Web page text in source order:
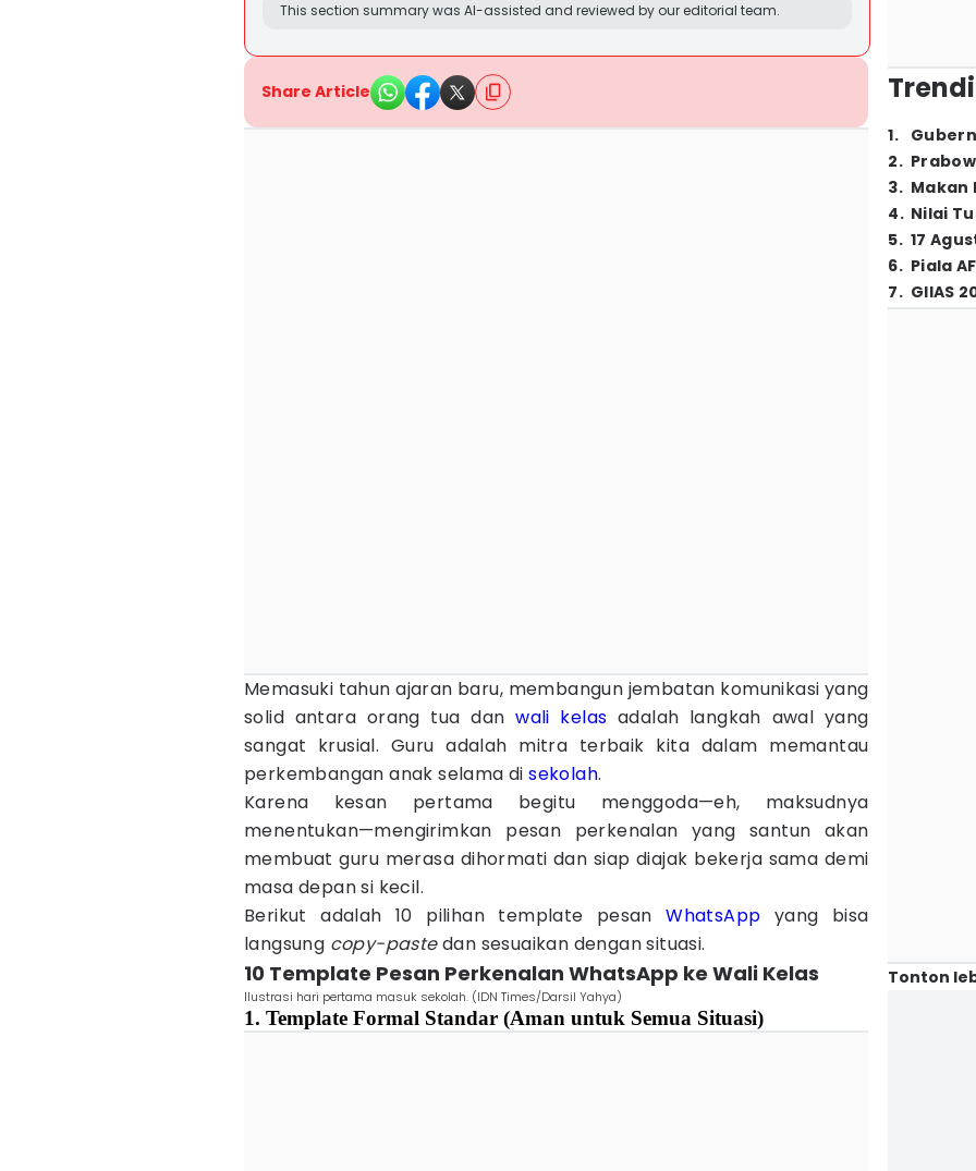
This section summary was AI-assisted and reviewed by our editorial team.
Share Article
Memasuki tahun ajaran baru, membangun jembatan komunikasi yang
solid antara orang tua danwali kelas adalah langkah awal yang
sangat krusial. Guru adalah mitra terbaik kita dalam memantau
perkembangan anak selama disekolah.
Karena kesan pertama begitu menggoda—eh, maksudnya
menentukan—mengirimkan pesan perkenalan yang santun akan
membuat guru merasa dihormati dan siap diajak bekerja sama demi
masa depan si kecil.
Berikut adalah 10 pilihan template pesanWhatsApp yang bisa
langsung copy-pastedan sesuaikan dengan situasi.
10 Template Pesan Perkenalan WhatsApp ke Wali Kelas
Ilustrasi hari pertama masuk sekolah. (IDN Times/Darsil Yahya)
1. Template Formal Standar (Aman untuk Semua Situasi)
1.
2.
3. Makan
4. Nilai
5. 17
6. Piala
7. GIIAS
Tonton